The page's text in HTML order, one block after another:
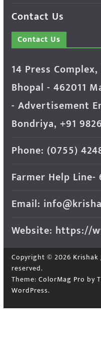
Contact Us
Contact Us
14 Press
Bhopal - 462011
- Advertisement
Bondriya, +91
Phone: (0755)
Farmer Help Line-
Email:
Website: https://
Copyright © 2026
reserved.
Theme: ColorMag Pro by
WordPress.